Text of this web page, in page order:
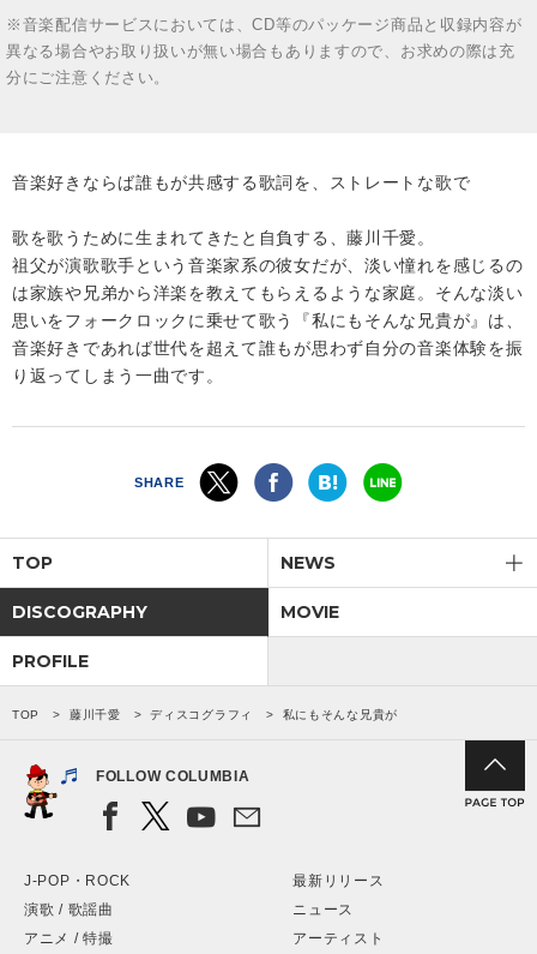
※音楽配信サービスにおいては、CD等のパッケージ商品と収録内容が
異なる場合やお取り扱いが無い場合もありますので、お求めの際は充
分にご注意ください。
音楽好きならば誰もが共感する歌詞を、ストレートな歌で
歌を歌うために生まれてきたと自負する、藤川千愛。
祖父が演歌歌手という音楽家系の彼女だが、淡い憧れを感じるの
は家族や兄弟から洋楽を教えてもらえるような家庭。そんな淡い
思いをフォークロックに乗せて歌う『私にもそんな兄貴が』は、
音楽好きであれば世代を超えて誰もが思わず自分の音楽体験を振
り返ってしまう一曲です。
SHARE
TOP NEWS
DISCOGRAPHY MOVIE
PROFILE
TOP 藤川千愛 ディスコグラフィ 私にもそんな兄貴が
FOLLOW COLUMBIA
J-POP・ROCK
演歌 / 歌謡曲
アニメ / 特撮
最新リリース
ニュース
アーティスト